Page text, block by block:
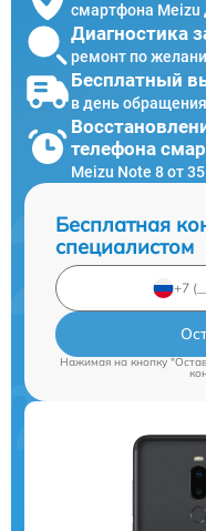
смартфона Meizu
Диагностика
ремонт по
Бесплатный
в день обращения
телефона
Meizu Note 8 от
Бесплатная
специалистом
Нажимая на кнопку